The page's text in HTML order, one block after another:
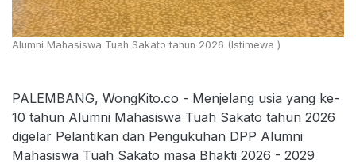
Alumni Mahasiswa Tuah Sakato tahun 2026 (Istimewa )
PALEMBANG, WongKito.co - Menjelang usia yang ke-
10 tahun Alumni Mahasiswa Tuah Sakato tahun 2026
digelar Pelantikan dan Pengukuhan DPP Alumni
Mahasiswa Tuah Sakato masa Bhakti 2026 - 2029